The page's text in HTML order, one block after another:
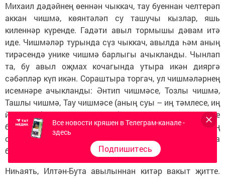
Михаил дәдәйнең өеннән чыккач, тау буеннан челтерәп
аккан чишмә, көянтәләп су ташучы кызлар, яшь
киленнәр күренде. Гадәти авыл тормышы дәвам итә
иде. Чишмәләр турында сүз чыккач, авылда һәм аның
тирәсендә унике чишмә барлыгы ачыкланды. Чынлап
та, бу авыл оҗмах кочагында утыра икән дияргә
сәбәпләр күп икән. Сораштыра торгач, ул чишмәләрнең
исемнәре ачыкланды: Әнтип чишмәсе, Тозлы чишмә,
Ташлы чишмә, Тау чишмәсе (аның суы – иң тәмлесе, иң
йомшагы), Күкертле чишмә (авыл халкы аның измәсе
белән сыланып, дәвалана), Урман чишмәсе (аның
суында тоз тәме сизелә, димәк, ул минераль тозларга
бай), Чытырлык чишмәсе һәм башка чишмәләр.
Ниһаять, Илтән-Бута авылыннан китәр вакыт җитте.
Все новости кряшен в Телеграм-канале -
здесь
Подпишитесь